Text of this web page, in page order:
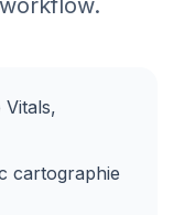
cartographie